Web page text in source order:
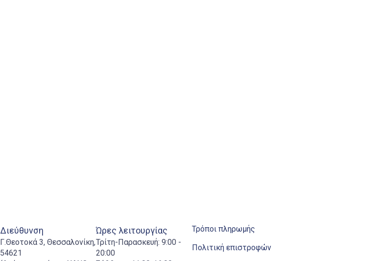
Διεύθυνση
Γ.Θεοτοκά 3, Θεσσαλονίκη,
54621
Ώρες λειτουργίας
Τρίτη-Παρασκευή: 9:00 -
20:00
Τρόποι πληρωμής
Πολιτική επιστροφών